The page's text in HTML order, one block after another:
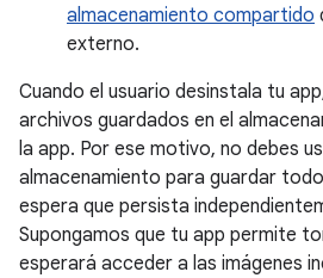
almacenamiento compartido
externo.
Cuando el usuario desinstala tu
archivos guardados en el
la app. Por ese motivo, no debes
almacenamiento para guardar
espera que persista
Supongamos que tu app permite
esperará acceder a las imágenes